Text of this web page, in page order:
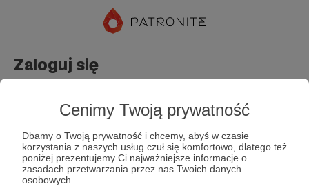
Cenimy Twoją prywatność
Dbamy o Twoją prywatność i chcemy, abyś w czasie
korzystania z naszych usług czuł się komfortowo, dlatego też
poniżej prezentujemy Ci najważniejsze informacje o
zasadach przetwarzania przez nas Twoich danych
osobowych.
Zaloguj się